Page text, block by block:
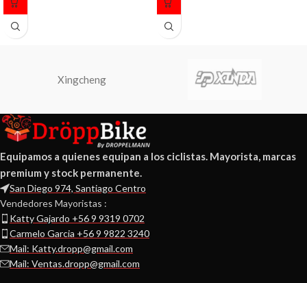
Xingcheng
Equipamos a quienes equipan a los ciclistas. Mayorista, marcas
premium y stock permanente.
San Diego 974, Santiago Centro
Vendedores Mayoristas :
Katty Gajardo +56 9 9319 0702
Carmelo Garcia +56 9 9822 3240
Mail: Katty.dropp@gmail.com
Mail: Ventas.dropp@gmail.com